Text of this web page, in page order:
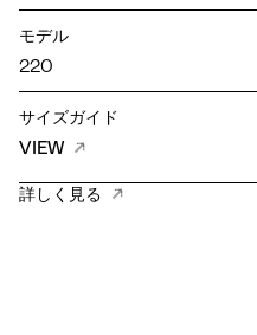
モデル
220
サイズガイド
VIEW
詳しく見る